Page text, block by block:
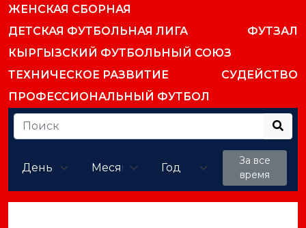
ЖЕНСКАЯ СБОРНАЯ
ДЕТСКАЯ ФУТБОЛЬНАЯ ЛИГА
ФУТЗАЛ
КЫРГЫЗСКИЙ ФУТБОЛЬНЫЙ СОЮЗ
ТЕХНИЧЕСКОЕ РАЗВИТИЕ
СУДЕЙСТВО
ПРОФЕССИОНАЛЬНЫЙ ФУТБОЛ
За все
время